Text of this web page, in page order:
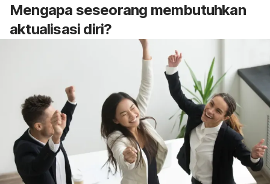
Mengapa seseorang membutuhkan
aktualisasi diri?